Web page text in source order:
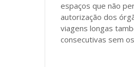
espaços que não
autorização dos
viagens longas
consecutivas sem